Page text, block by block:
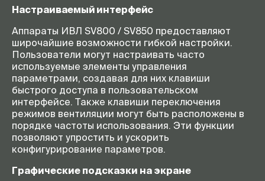
Настраиваемый интерфейс
Аппараты ИВЛ SV800 / SV850 предоставляют
широчайшие возможности гибкой настройки.
Пользователи могут настраивать часто
используемые элементы управления
параметрами, создавая для них клавиши
быстрого доступа в пользовательском
интерфейсе. Также клавиши переключения
режимов вентиляции могут быть расположены в
порядке частоты использования. Эти функции
позволяют упростить и ускорить
конфигурирование параметров.
Графические подсказки на экране